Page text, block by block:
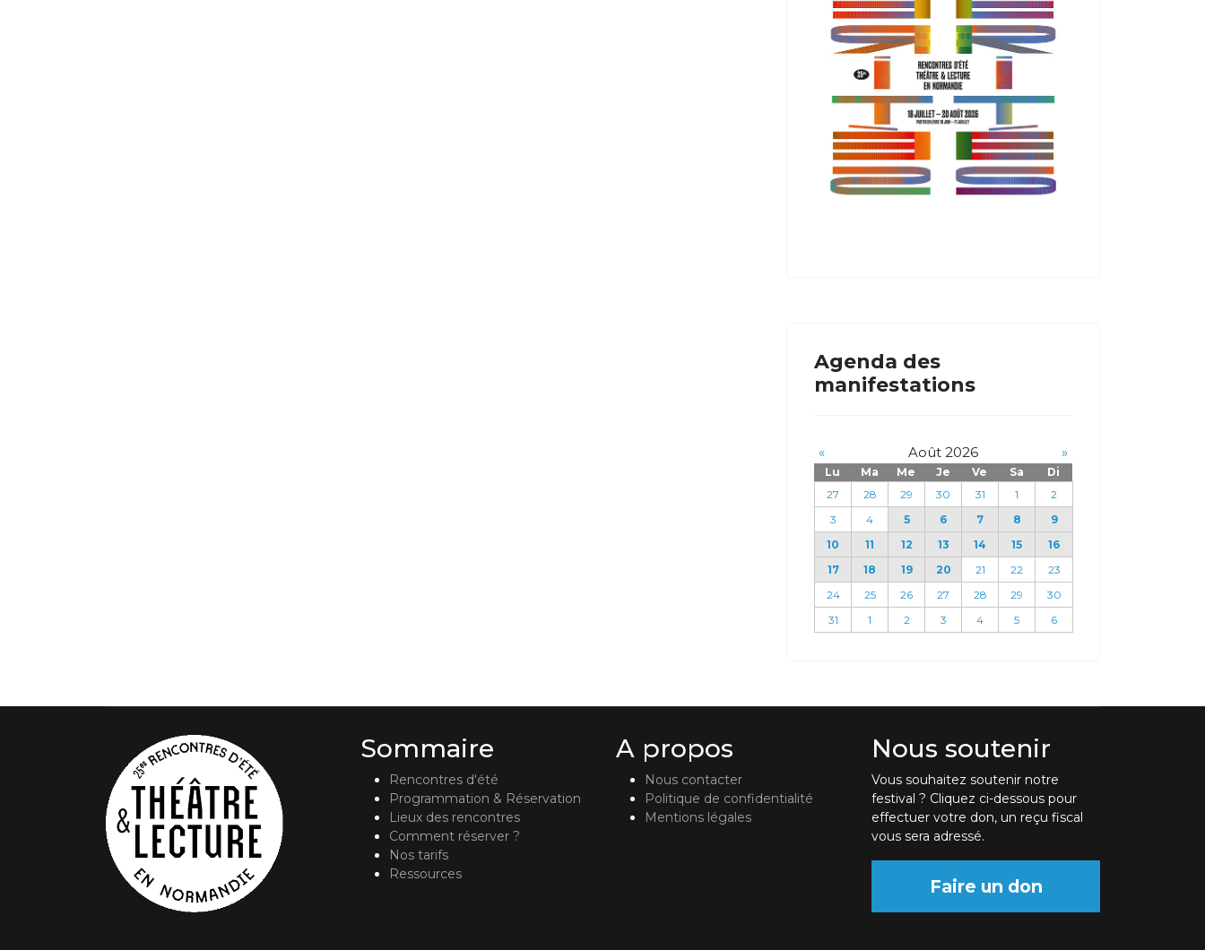
Agenda des
manifestations
« Août 2026 »
Lu Ma Me Je Ve Sa
Di
27
28 29 30 31 1
2
3
4 5 6 7 8
9
10
11 12 13 14 15
16
17
18 19 20 21 22
23
24
25 26 27 28 29
30
31
1 2 3 4 5 6
Sommaire
Rencontres d'été
Programmation & Réservation
Lieux des rencontres
Comment réserver ?
Nos tarifs
Ressources
A propos
Nous contacter
Politique de confidentialité
Mentions légales
Nous soutenir
Vous souhaitez soutenir notre
festival ? Cliquez ci-dessous pour
effectuer votre don, un reçu fiscal
vous sera adressé.
Faire un don